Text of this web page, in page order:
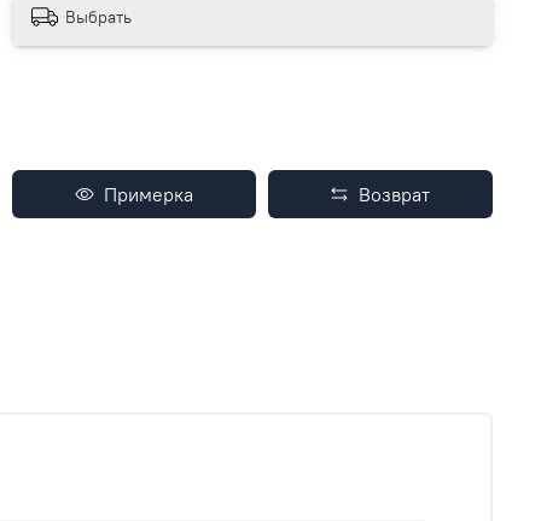
Выбрать
Примерка Возврат